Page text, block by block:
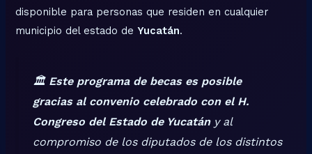
disponible para personas que residen en cualquier
municipio del estado deYucatán.
🏛️ Este programa de becas es posible
gracias al convenio celebrado con el H.
Congreso del Estado de Yucatány al
compromiso de los diputados de los distintos